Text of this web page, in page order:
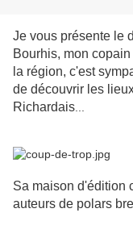
Je vous présente le
Bourhis, mon
la région, c'est
de découvrir les
Richardais
Sa maison d'édition
auteurs de polars